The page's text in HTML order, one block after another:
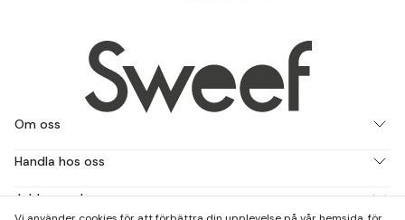
Om oss
Handla hos oss
Jobba med oss